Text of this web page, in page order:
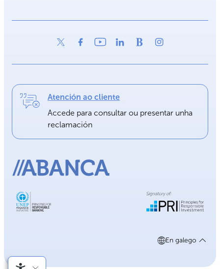
Atención ao cliente
Accede para consultar ou presentar unha
reclamación
En galego